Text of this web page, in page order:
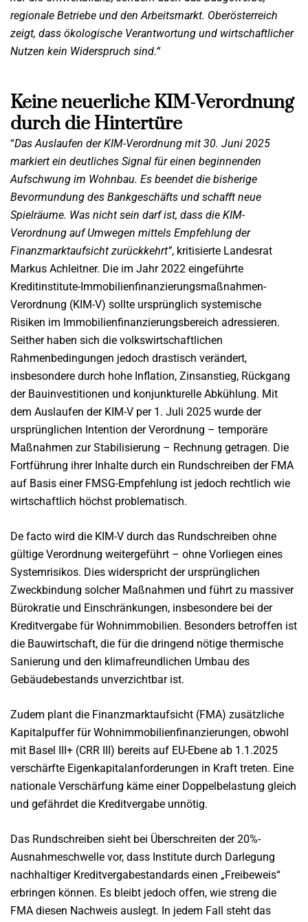
regionale Betriebe und den Arbeitsmarkt. Oberösterreich
zeigt, dass ökologische Verantwortung und wirtschaftlicher
Nutzen kein Widerspruch sind.“
Keine neuerliche KIM-Verordnung
durch die Hintertüre
“Das Auslaufen der KIM-Verordnung mit 30. Juni 2025
markiert ein deutliches Signal für einen beginnenden
Aufschwung im Wohnbau. Es beendet die bisherige
Bevormundung des Bankgeschäfts und schafft neue
Spielräume. Was nicht sein darf ist, dass die KIM-
Verordnung auf Umwegen mittels Empfehlung der
Finanzmarktaufsicht zurückkehrt”, kritisierte Landesrat
Markus Achleitner. Die im Jahr 2022 eingeführte
Kreditinstitute-Immobilienfinanzierungsmaßnahmen-
Verordnung (KIM-V) sollte ursprünglich systemische
Risiken im Immobilienfinanzierungsbereich adressieren.
Seither haben sich die volkswirtschaftlichen
Rahmenbedingungen jedoch drastisch verändert,
insbesondere durch hohe Inflation, Zinsanstieg, Rückgang
der Bauinvestitionen und konjunkturelle Abkühlung. Mit
dem Auslaufen der KIM-V per 1. Juli 2025 wurde der
ursprünglichen Intention der Verordnung – temporäre
Maßnahmen zur Stabilisierung – Rechnung getragen. Die
Fortführung ihrer Inhalte durch ein Rundschreiben der FMA
auf Basis einer FMSG-Empfehlung ist jedoch rechtlich wie
wirtschaftlich höchst problematisch.
De facto wird die KIM-V durch das Rundschreiben ohne
gültige Verordnung weitergeführt – ohne Vorliegen eines
Systemrisikos. Dies widerspricht der ursprünglichen
Zweckbindung solcher Maßnahmen und führt zu massiver
Bürokratie und Einschränkungen, insbesondere bei der
Kreditvergabe für Wohnimmobilien. Besonders betroffen ist
die Bauwirtschaft, die für die dringend nötige thermische
Sanierung und den klimafreundlichen Umbau des
Gebäudebestands unverzichtbar ist.
Zudem plant die Finanzmarktaufsicht (FMA) zusätzliche
Kapitalpuffer für Wohnimmobilienfinanzierungen, obwohl
mit Basel III+ (CRR III) bereits auf EU-Ebene ab 1.1.2025
verschärfte Eigenkapitalanforderungen in Kraft treten. Eine
nationale Verschärfung käme einer Doppelbelastung gleich
und gefährdet die Kreditvergabe unnötig.
Das Rundschreiben sieht bei Überschreiten der 20%-
Ausnahmeschwelle vor, dass Institute durch Darlegung
nachhaltiger Kreditvergabestandards einen „Freibeweis“
erbringen können. Es bleibt jedoch offen, wie streng die
FMA diesen Nachweis auslegt. In jedem Fall steht das